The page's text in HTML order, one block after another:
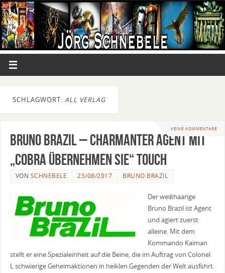
SCHLAGWORT: ALL VERLAG
KEINE KOMMENTARE
Bruno Brazil – Charmanter Agent mit
„Cobra übernehmen Sie“ Touch
VON SCHNEBELE 25/08/2017 BRUNO BRAZIL
Der weißhaarige
Bruno Brazil ist Agent
und agiert zuerst
alleine. Mit dem
Kommando Kaiman
stellt er eine Spezialeinheit auf die Beine, die im Auftrag von Colonel
L schwierige Geheimaktionen in heiklen Gegenden der Welt ausführt.